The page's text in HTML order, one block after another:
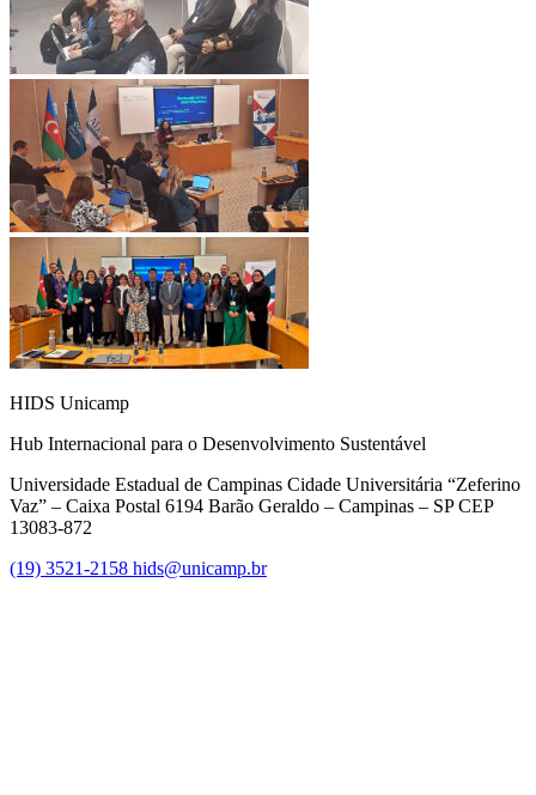
HIDS Unicamp
Hub Internacional para o Desenvolvimento Sustentável
Universidade Estadual de Campinas Cidade Universitária “Zeferino
Vaz” – Caixa Postal 6194 Barão Geraldo – Campinas – SP CEP
13083-872
(19) 3521-2158 hids@unicamp.br